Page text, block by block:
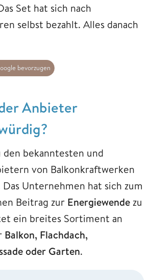
Set hat sich nach
selbst bezahlt. Alles danach
bevorzugen
Anbieter
den bekanntesten und
von Balkonkraftwerken
Unternehmen hat sich zum
Beitrag zur Energiewendezu
ein breites Sortiment an
Balkon, Flachdach,
oder Garten.